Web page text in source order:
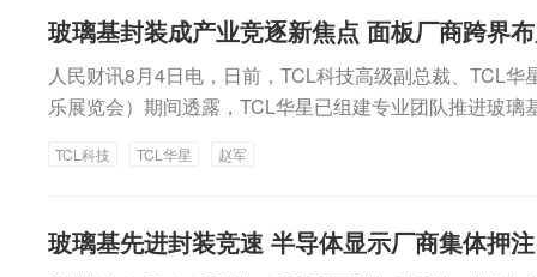
着AI芯片向大尺寸、高算力、高密度互连加速演进，传统
界，玻璃基先进封装正成为产业竞逐的新焦点，一场由
然展开。跨界切入有核心优势“显示面板制造与半导体先
有很强的协同性。”赵军在接受采访时表示，大尺寸玻璃
刻、蚀刻以及自动化搬运等关键环节，均是显示面板制
星在半导体显示领域长期深耕，所构建起来的技术和制造
玻璃基封装成产业竞逐新焦点 面板厂商跨界
人民财讯8月4日电，日前，TCL科技高级副总裁、TCL
乐展览会）期间透露，TCL华星已组建专业团队推进玻
试阶段；深天马亦搭建MPG多项目玻璃基板技术平台，
由面板厂商主导的跨界布局已然展开。
TCL科技 TCL华星 赵军
玻璃基先进封装竞速 半导体显示厂商集体押注